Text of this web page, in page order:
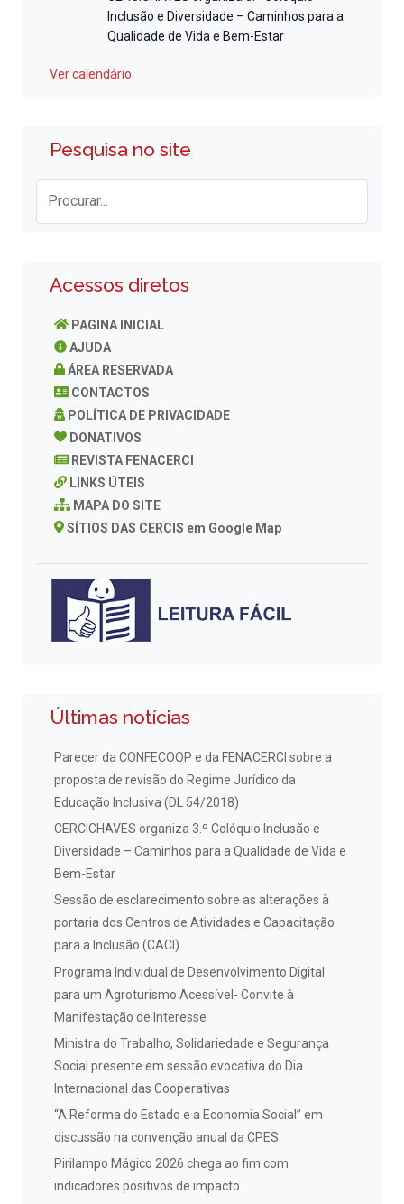
Inclusão e Diversidade – Caminhos para a
Qualidade de Vida e Bem-Estar
Ver calendário
Pesquisa no site
Acessos diretos
PAGINA INICIAL
AJUDA
ÁREA RESERVADA
CONTACTOS
POLÍTICA DE PRIVACIDADE
DONATIVOS
REVISTA FENACERCI
LINKS ÚTEIS
MAPA DO SITE
SÍTIOS DAS CERCIS em Google Map
Últimas notícias
Parecer da CONFECOOP e da FENACERCI sobre a
proposta de revisão do Regime Jurídico da
Educação Inclusiva (DL 54/2018)
CERCICHAVES organiza 3.º Colóquio Inclusão e
Diversidade – Caminhos para a Qualidade de Vida e
Bem-Estar
Sessão de esclarecimento sobre as alterações à
portaria dos Centros de Atividades e Capacitação
para a Inclusão (CACI)
Programa Individual de Desenvolvimento Digital
para um Agroturismo Acessível- Convite à
Manifestação de Interesse
Ministra do Trabalho, Solidariedade e Segurança
Social presente em sessão evocativa do Dia
Internacional das Cooperativas
“A Reforma do Estado e a Economia Social” em
discussão na convenção anual da CPES
Pirilampo Mágico 2026 chega ao fim com
indicadores positivos de impacto